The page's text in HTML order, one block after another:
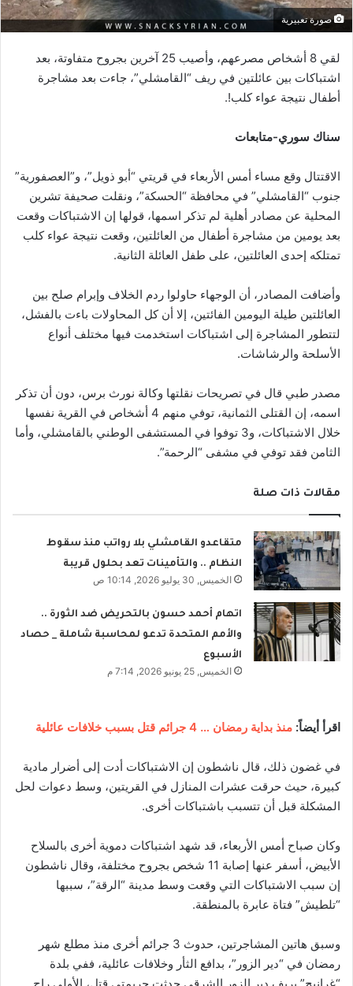
صورة تعبيرية
لقي 8 أشخاص مصرعهم، وأصيب 25 آخرين بجروح متفاوتة، بعد
اشتباكات بين عائلتين في ريف “القامشلي”، جاءت بعد مشاجرة
أطفال نتيجة عواء كلب!.
سناك سوري-متابعات
الاقتتال وقع مساء أمس الأربعاء في قريتي “أبو ذويل”، و”العصفورية”
جنوب “القامشلي” في محافظة “الحسكة”، ونقلت صحيفة تشرين
المحلية عن مصادر أهلية لم تذكر اسمها، قولها إن الاشتباكات وقعت
بعد يومين من مشاجرة أطفال من العائلتين، وقعت نتيجة عواء كلب
تمتلكه إحدى العائلتين، على طفل العائلة الثانية.
وأضافت المصادر، أن الوجهاء حاولوا ردم الخلاف وإبرام صلح بين
العائلتين طيلة اليومين الفائتين، إلا أن كل المحاولات باءت بالفشل،
لتتطور المشاجرة إلى اشتباكات استخدمت فيها مختلف أنواع
الأسلحة والرشاشات.
مصدر طبي قال في تصريحات نقلتها وكالة نورث برس، دون أن تذكر
اسمه، إن القتلى الثمانية، توفي منهم 4 أشخاص في القرية نفسها
خلال الاشتباكات، و3 توفوا في المستشفى الوطني بالقامشلي، وأما
الثامن فقد توفي في مشفى “الرحمة”.
مقالات ذات صلة
متقاعدو القامشلي بلا رواتب منذ سقوط
النظام .. والتأمينات تعد بحلول قريبة
الخميس, 30 يوليو 2026, 10:14 ص
اتهام أحمد حسون بالتحريض ضد الثورة ..
والأمم المتحدة تدعو لمحاسبة شاملة _ حصاد
الأسبوع
الخميس, 25 يونيو 2026, 7:14 م
اقرأ أيضاً: منذ بداية رمضان … 4 جرائم قتل بسبب خلافات عائلية
في غضون ذلك، قال ناشطون إن الاشتباكات أدت إلى أضرار مادية
كبيرة، حيث حرقت عشرات المنازل في القريتين، وسط دعوات لحل
المشكلة قبل أن تتسبب باشتباكات أخرى.
وكان صباح أمس الأربعاء، قد شهد اشتباكات دموية أخرى بالسلاح
الأبيض، أسفر عنها إصابة 11 شخص بجروح مختلفة، وقال ناشطون
إن سبب الاشتباكات التي وقعت وسط مدينة “الرقة”، سببها
“تلطيش” فتاة عابرة بالمنطقة.
وسبق هاتين المشاجرتين، حدوث 3 جرائم أخرى منذ مطلع شهر
رمضان في “دير الزور”، بدافع الثأر وخلافات عائلية، ففي بلدة